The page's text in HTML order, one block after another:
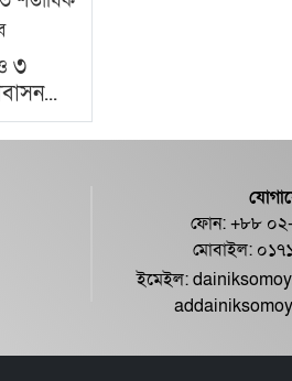
৩
ফোন: +৮৮
মোবাইল:
ইমেইল: